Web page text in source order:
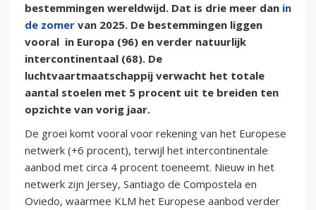
bestemmingen wereldwijd. Dat is drie meer dan in
de zomer van 2025. De bestemmingen liggen
vooral in Europa (96) en verder natuurlijk
intercontinentaal (68). De
luchtvaartmaatschappij verwacht het totale
aantal stoelen met 5 procent uit te breiden ten
opzichte van vorig jaar.
De groei komt vooral voor rekening van het Europese
netwerk (+6 procent), terwijl het intercontinentale
aanbod met circa 4 procent toeneemt. Nieuw in het
netwerk zijn Jersey, Santiago de Compostela en
Oviedo, waarmee KLM het Europese aanbod verder